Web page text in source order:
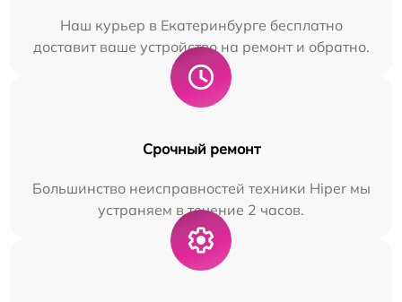
Наш курьер в Екатеринбурге бесплатно
доставит ваше устройство на ремонт и обратно.
Срочный ремонт
Большинство неисправностей техники Hiper мы
устраняем в течение 2 часов.